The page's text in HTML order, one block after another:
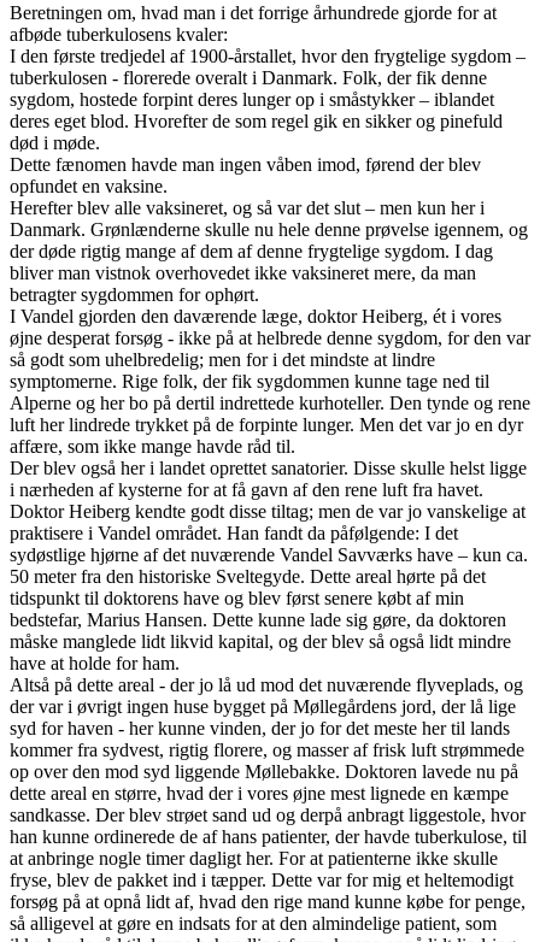
Beretningen om, hvad man i det forrige århundrede gjorde for at
afbøde tuberkulosens kvaler:
I den første tredjedel af 1900-årstallet, hvor den frygtelige sygdom –
tuberkulosen - florerede overalt i Danmark. Folk, der fik denne
sygdom, hostede forpint deres lunger op i småstykker – iblandet
deres eget blod. Hvorefter de som regel gik en sikker og pinefuld
død i møde.
Dette fænomen havde man ingen våben imod, førend der blev
opfundet en vaksine.
Herefter blev alle vaksineret, og så var det slut – men kun her i
Danmark. Grønlænderne skulle nu hele denne prøvelse igennem, og
der døde rigtig mange af dem af denne frygtelige sygdom. I dag
bliver man vistnok overhovedet ikke vaksineret mere, da man
betragter sygdommen for ophørt.
I Vandel gjorden den daværende læge, doktor Heiberg, ét i vores
øjne desperat forsøg - ikke på at helbrede denne sygdom, for den var
så godt som uhelbredelig; men for i det mindste at lindre
symptomerne. Rige folk, der fik sygdommen kunne tage ned til
Alperne og her bo på dertil indrettede kurhoteller. Den tynde og rene
luft her lindrede trykket på de forpinte lunger. Men det var jo en dyr
affære, som ikke mange havde råd til.
Der blev også her i landet oprettet sanatorier. Disse skulle helst ligge
i nærheden af kysterne for at få gavn af den rene luft fra havet.
Doktor Heiberg kendte godt disse tiltag; men de var jo vanskelige at
praktisere i Vandel området. Han fandt da påfølgende: I det
sydøstlige hjørne af det nuværende Vandel Savværks have – kun ca.
50 meter fra den historiske Sveltegyde. Dette areal hørte på det
tidspunkt til doktorens have og blev først senere købt af min
bedstefar, Marius Hansen. Dette kunne lade sig gøre, da doktoren
måske manglede lidt likvid kapital, og der blev så også lidt mindre
have at holde for ham.
Altså på dette areal - der jo lå ud mod det nuværende flyveplads, og
der var i øvrigt ingen huse bygget på Møllegårdens jord, der lå lige
syd for haven - her kunne vinden, der jo for det meste her til lands
kommer fra sydvest, rigtig florere, og masser af frisk luft strømmede
op over den mod syd liggende Møllebakke. Doktoren lavede nu på
dette areal en større, hvad der i vores øjne mest lignede en kæmpe
sandkasse. Der blev strøet sand ud og derpå anbragt liggestole, hvor
han kunne ordinerede de af hans patienter, der havde tuberkulose, til
at anbringe nogle timer dagligt her. For at patienterne ikke skulle
fryse, blev de pakket ind i tæpper. Dette var for mig et heltemodigt
forsøg på at opnå lidt af, hvad den rige mand kunne købe for penge,
så alligevel at gøre en indsats for at den almindelige patient, som